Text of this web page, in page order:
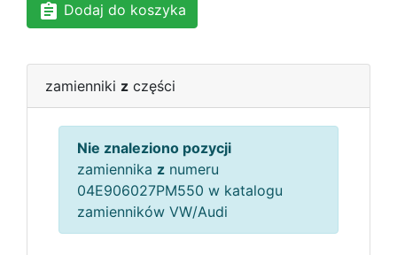
Dodaj do koszyka
zamienniki z części
Nie znaleziono pozycji
zamiennika z numeru
04E906027PM550 w katalogu
zamienników VW/Audi